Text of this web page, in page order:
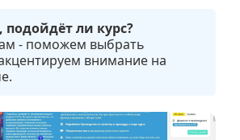
подойдёт ли курс?
- поможем выбрать
внимание на